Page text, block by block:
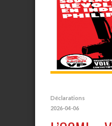
Déclarations
2026-04-06